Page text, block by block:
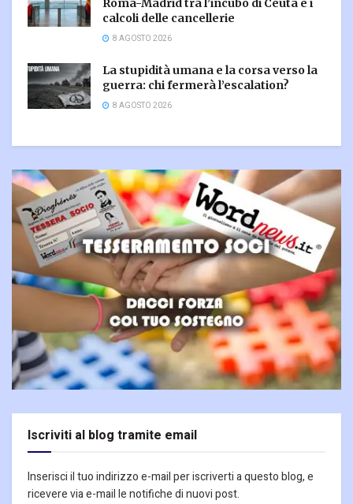
Roma-Madrid tra l’incubo di Ceuta e i
calcoli delle cancellerie
8 AGOSTO 2026
La stupidità umana e la corsa verso la
guerra: chi fermerà l’escalation?
8 AGOSTO 2026
Iscriviti al blog tramite email
Inserisci il tuo indirizzo e-mail per iscriverti a questo blog, e
ricevere via e-mail le notifiche di nuovi post.